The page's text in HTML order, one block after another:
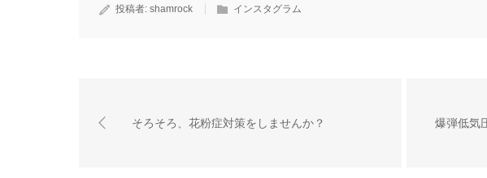
投稿者: shamrock インスタグラム
そろそろ、花粉症対策をしませんか？ 爆弾低気